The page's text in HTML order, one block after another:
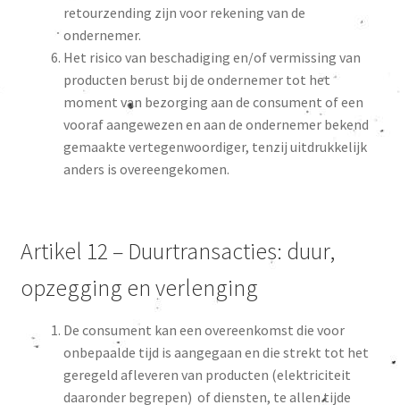
retourzending zijn voor rekening van de
ondernemer.
Het risico van beschadiging en/of vermissing van
producten berust bij de ondernemer tot het
moment van bezorging aan de consument of een
vooraf aangewezen en aan de ondernemer bekend
gemaakte vertegenwoordiger, tenzij uitdrukkelijk
anders is overeengekomen.
Artikel 12 – Duurtransacties: duur,
opzegging en verlenging
De consument kan een overeenkomst die voor
onbepaalde tijd is aangegaan en die strekt tot het
geregeld afleveren van producten (elektriciteit
daaronder begrepen) of diensten, te allen tijde